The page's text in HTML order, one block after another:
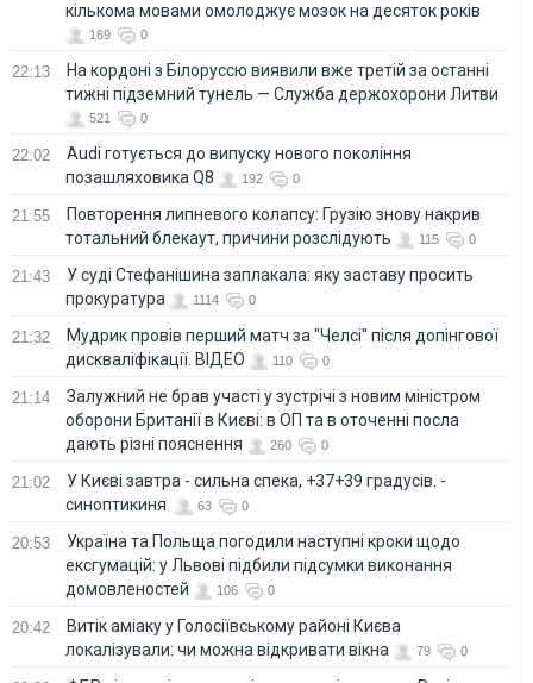
кількома мовами омолоджує мозок на десяток років
169 0
22:13
На кордоні з Білоруссю виявили вже третій за останні
тижні підземний тунель — Служба держохорони Литви
521 0
22:02
Audi готується до випуску нового покоління
позашляховика Q8
192 0
21:55
Повторення липневого колапсу: Грузію знову накрив
тотальний блекаут, причини розслідують
115 0
21:43
У суді Стефанішина заплакала: яку заставу просить
прокуратура
1114 0
21:32
Мудрик провів перший матч за "Челсі" після допінгової
дискваліфікації. ВІДЕО
110 0
21:14
Залужний не брав участі у зустрічі з новим міністром
оборони Британії в Києві: в ОП та в оточенні посла
дають різні пояснення
260 0
21:02
У Києві завтра - сильна спека, +37+39 градусів. -
синоптикиня
63 0
20:53
Україна та Польща погодили наступні кроки щодо
ексгумацій: у Львові підбили підсумки виконання
домовленостей
106 0
20:42
Витік аміаку у Голосіївському районі Києва
локалізували: чи можна відкривати вікна
79 0